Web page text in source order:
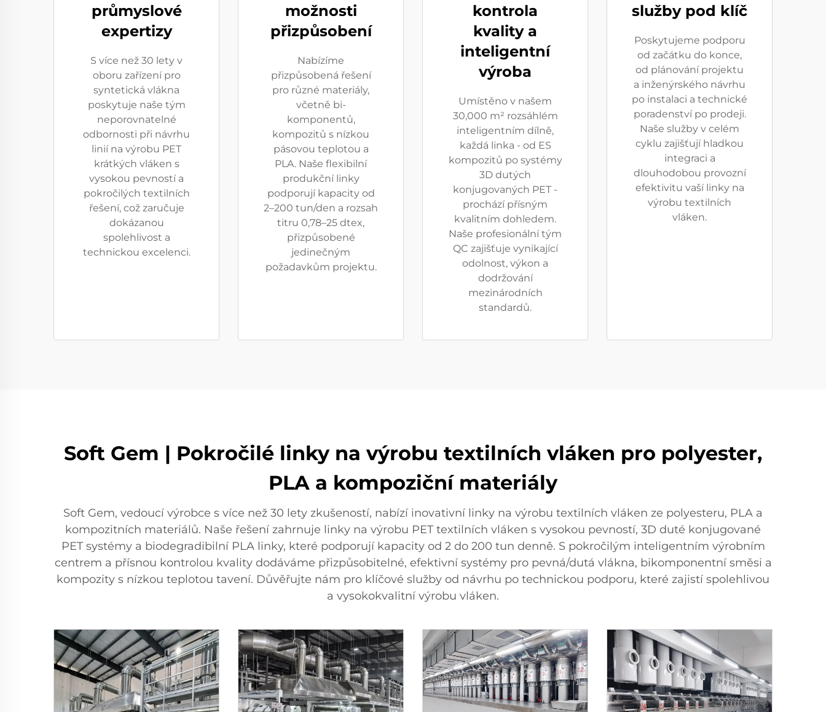
průmyslové
expertizy
S více než 30 lety v
oboru zařízení pro
syntetická vlákna
poskytuje naše tým
neporovnatelné
odbornosti při návrhu
linií na výrobu PET
krátkých vláken s
vysokou pevností a
pokročilých textilních
řešení, což zaručuje
dokázanou
spolehlivost a
technickou excelenci.
možnosti
přizpůsobení
Nabízíme
přizpůsobená řešení
pro různé materiály,
včetně bi-
komponentů,
kompozitů s nízkou
pásovou teplotou a
PLA. Naše flexibilní
produkční linky
podporují kapacity od
2–200 tun/den a rozsah
titru 0,78–25 dtex,
přizpůsobené
jedinečným
požadavkům projektu.
kontrola
kvality a
inteligentní
výroba
Umístěno v našem
30,000 m² rozsáhlém
inteligentním dílně,
každá linka - od ES
kompozitů po systémy
3D dutých
konjugovaných PET -
prochází přísným
kvalitním dohledem.
Naše profesionální tým
QC zajišťuje vynikající
odolnost, výkon a
dodržování
mezinárodních
standardů.
služby pod klíč
Poskytujeme podporu
od začátku do konce,
od plánování projektu
a inženýrského návrhu
po instalaci a technické
poradenství po prodeji.
Naše služby v celém
cyklu zajišťují hladkou
integraci a
dlouhodobou provozní
efektivitu vaší linky na
výrobu textilních
vláken.
Soft Gem | Pokročilé linky na výrobu textilních vláken pro polyester,
PLA a kompoziční materiály
Soft Gem, vedoucí výrobce s více než 30 lety zkušeností, nabízí inovativní linky na výrobu textilních vláken ze polyesteru, PLA a
kompozitních materiálů. Naše řešení zahrnuje linky na výrobu PET textilních vláken s vysokou pevností, 3D duté konjugované
PET systémy a biodegradibilní PLA linky, které podporují kapacity od 2 do 200 tun denně. S pokročilým inteligentním výrobním
centrem a přísnou kontrolou kvality dodáváme přizpůsobitelné, efektivní systémy pro pevná/dutá vlákna, bikomponentní směsi a
kompozity s nízkou teplotou tavení. Důvěřujte nám pro klíčové služby od návrhu po technickou podporu, které zajistí spolehlivou
a vysokokvalitní výrobu vláken.